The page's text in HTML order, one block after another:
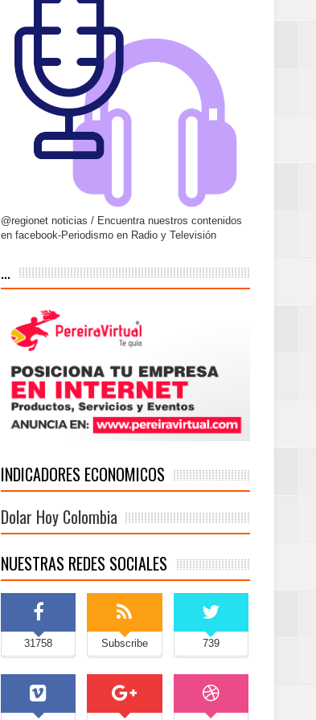
@regionet noticias / Encuentra nuestros contenidos
en facebook-Periodismo en Radio y Televisión
...
INDICADORES ECONOMICOS
Dolar Hoy Colombia
NUESTRAS REDES SOCIALES
31758 Subscribe 739